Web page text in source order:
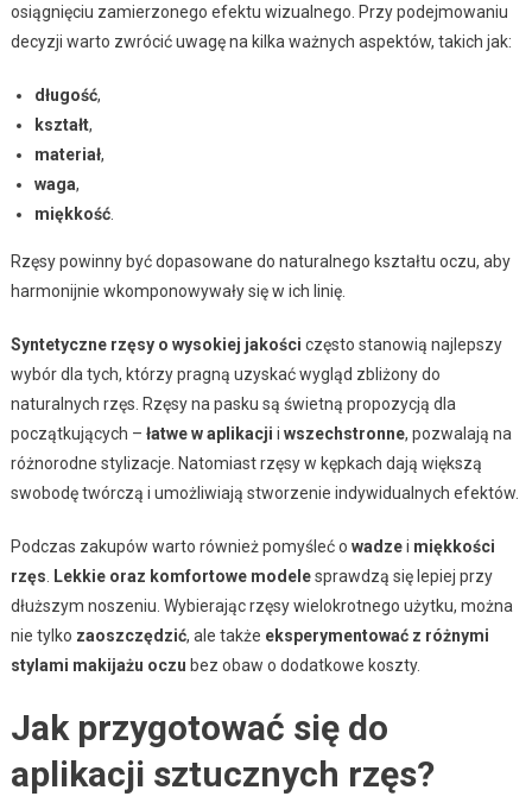
osiągnięciu zamierzonego efektu wizualnego. Przy podejmowaniu
decyzji warto zwrócić uwagę na kilka ważnych aspektów, takich jak:
długość,
kształt,
materiał,
waga,
miękkość.
Rzęsy powinny być dopasowane do naturalnego kształtu oczu, aby
harmonijnie wkomponowywały się w ich linię.
Syntetyczne rzęsy o wysokiej jakości często stanowią najlepszy
wybór dla tych, którzy pragną uzyskać wygląd zbliżony do
naturalnych rzęs. Rzęsy na pasku są świetną propozycją dla
początkujących – łatwe w aplikacji i wszechstronne, pozwalają na
różnorodne stylizacje. Natomiast rzęsy w kępkach dają większą
swobodę twórczą i umożliwiają stworzenie indywidualnych efektów.
Podczas zakupów warto również pomyśleć o wadzei miękkości
rzęs
Lekkie oraz komfortowe modelesprawdzą się lepiej przy
dłuższym noszeniu. Wybierając rzęsy wielokrotnego użytku, można
nie tylko zaoszczędzić, ale także eksperymentować z różnymi
stylami makijażu oczu bez obaw o dodatkowe koszty.
Jak przygotować się do
aplikacji sztucznych rzęs?